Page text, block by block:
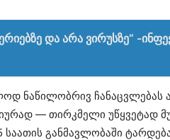
და არა ვირუსზე“ -
ნაწილობრივ ჩანაცვლებას
— თირკმელი უწყვეტად
განმავლობაში